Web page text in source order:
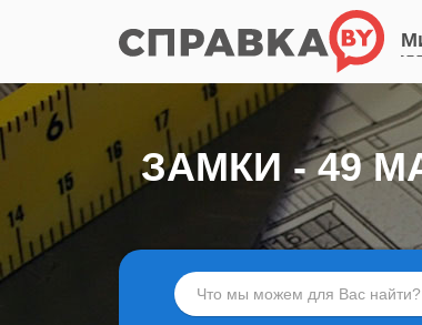
ЗАМКИ - 49